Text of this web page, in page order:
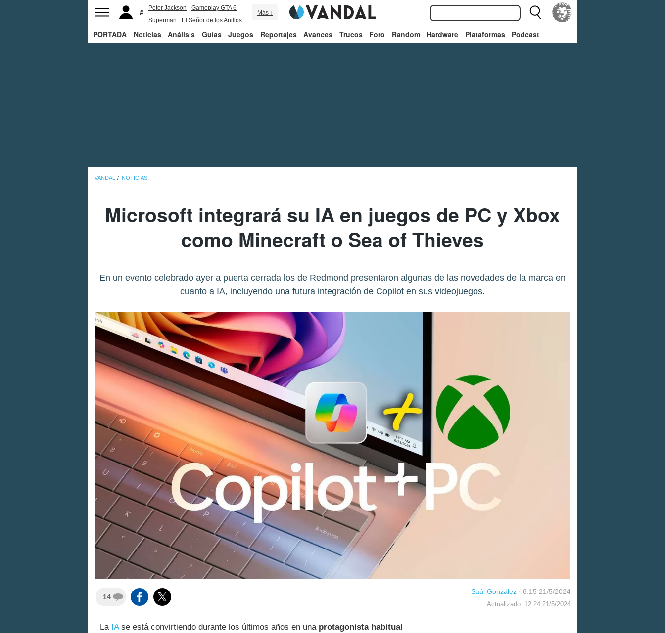
Peter Jackson
Gameplay GTA 6
Superman
El Señor de los Anillos
Más ↓
PORTADA Noticias Análisis Guías Juegos Reportajes Avances Trucos Foro Random Hardware Plataformas Podcast
VANDAL NOTICIAS
Microsoft integrará su IA en juegos de PC y Xbox
como Minecraft o Sea of Thieves
En un evento celebrado ayer a puerta cerrada los de Redmond presentaron algunas de las novedades de la marca en
cuanto a IA, incluyendo una futura integración de Copilot en sus videojuegos.
14
Saúl González · 8:15 21/5/2024
Actualizado: 12:24 21/5/2024
La IAse está convirtiendo durante los últimos años en una protagonista habitual